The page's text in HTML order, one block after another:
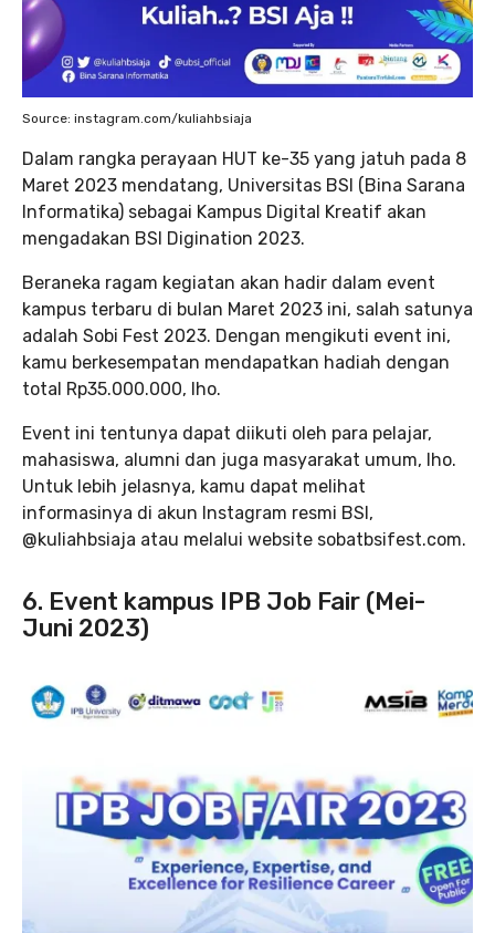
Source: instagram.com/kuliahbsiaja
Dalam rangka perayaan HUT ke-35 yang jatuh pada 8
Maret 2023 mendatang, Universitas BSI (Bina Sarana
Informatika) sebagai Kampus Digital Kreatif akan
mengadakan BSI Digination 2023.
Beraneka ragam kegiatan akan hadir dalam event
kampus terbaru di bulan Maret 2023 ini, salah satunya
adalah Sobi Fest 2023. Dengan mengikuti event ini,
kamu berkesempatan mendapatkan hadiah dengan
total Rp35.000.000, lho.
Event ini tentunya dapat diikuti oleh para pelajar,
mahasiswa, alumni dan juga masyarakat umum, lho.
Untuk lebih jelasnya, kamu dapat melihat
informasinya di akun Instagram resmi BSI,
@kuliahbsiaja atau melalui website sobatbsifest.com.
6. Event kampus IPB Job Fair (Mei-
Juni 2023)